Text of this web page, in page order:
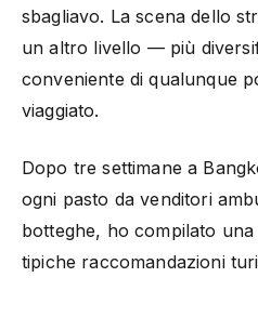
sbagliavo. La scena dello
un altro livello — più
conveniente di qualunque
viaggiato.
Dopo tre settimane a
ogni pasto da venditori
botteghe, ho compilato
tipiche raccomandazioni